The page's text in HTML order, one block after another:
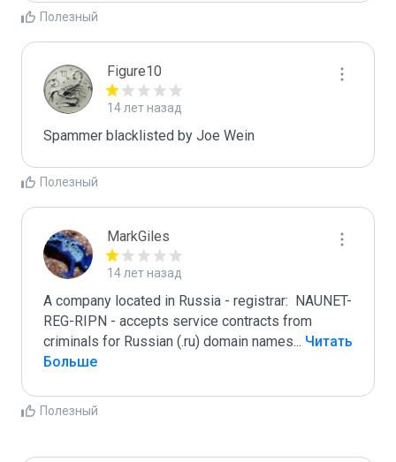
Полезный
Figure10
14 лет назад
Spammer blacklisted by Joe Wein
Полезный
MarkGiles
14 лет назад
A company located in Russia - registrar:  NAUNET-
REG-RIPN - accepts service contracts from
criminals for Russian (.ru) domain names... Читать
Больше
Полезный